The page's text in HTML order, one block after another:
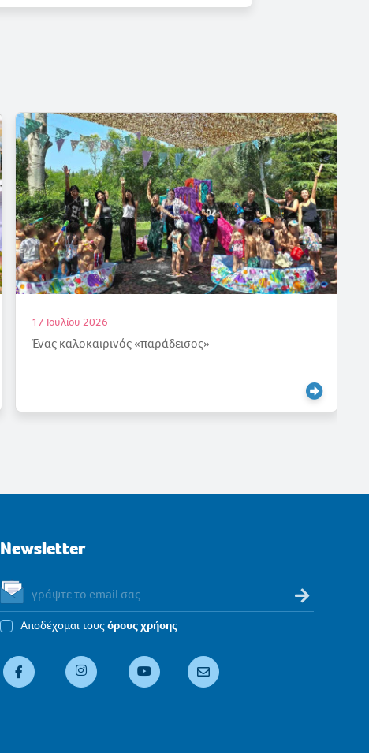
16 Ιουλίου 2026
Απόλυτη επιτυχία στις εξετάσεις γερμανικών για τους
Newsletter
Αποδέχομαι τουςόρους χρήσης